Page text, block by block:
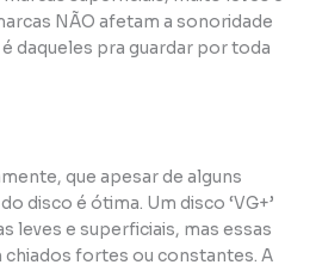
NÃO afetam a sonoridade
é daqueles pra guardar por toda
que apesar de alguns
disco é ótima. Um disco ‘VG+’
leves e superficiais, mas essas
chiados fortes ou constantes. A